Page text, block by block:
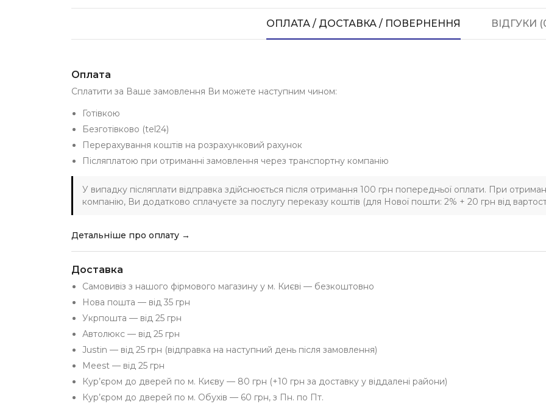
ОПЛАТА / ДОСТАВКА / ПОВЕРНЕННЯ ВІДГУКИ
Оплата
Сплатити за Ваше замовлення Ви можете наступним чином:
Готівкою
Безготівково (tel24)
Перерахування коштів на розрахунковий рахунок
Післяплатою при отриманні замовлення через транспортну компанію
У випадку післяплати відправка здійснюється після отримання 100 грн попередньої оплати. При
компанію, Ви додатково сплачуєте за послугу переказу коштів (для Нової пошти: 2% + 20 грн від
Детальніше про оплату →
Доставка
Самовивіз з нашого фірмового магазину у м. Києві — безкоштовно
Нова пошта — від 35 грн
Укрпошта — від 25 грн
Автолюкс — від 25 грн
Justin — від 25 грн (відправка на наступний день після замовлення)
Meest — від 25 грн
Кур’єром до дверей по м. Києву — 80 грн (+10 грн за доставку у віддалені райони)
Кур’єром до дверей по м. Обухів — 60 грн, з Пн. по Пт.